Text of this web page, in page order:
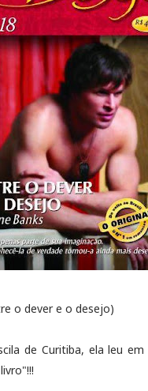
o dever e o desejo)
de Curitiba, ela leu